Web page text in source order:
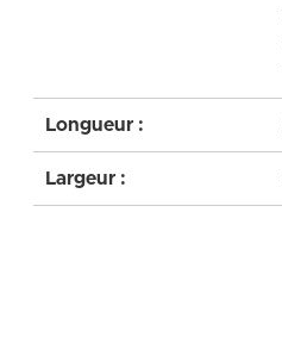
Longueur :
Largeur :